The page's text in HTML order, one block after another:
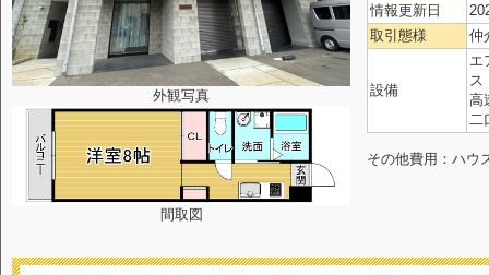
外観写真
間取図
情報更新日
取引態様
仲
設備
エ
ス
高
二
その他費用：ハウ